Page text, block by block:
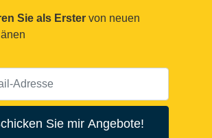
Sie als Erster von neuen
Sie mir Angebote!